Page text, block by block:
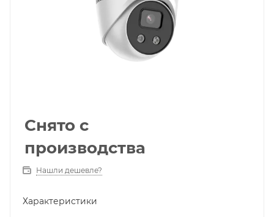
Снято с
производства
Нашли дешевле?
Характеристики